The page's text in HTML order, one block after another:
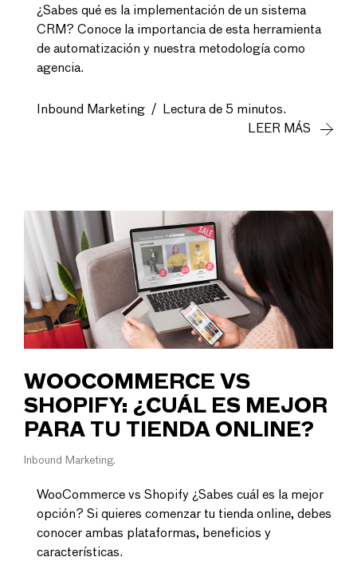
¿Sabes qué es la implementación de un sistema
CRM? Conoce la importancia de esta herramienta
de automatización y nuestra metodología como
agencia.
Inbound Marketing /
Lectura de 5 minutos.
LEER MÁS
WOOCOMMERCE VS
SHOPIFY: ¿CUÁL ES MEJOR
PARA TU TIENDA ONLINE?
Inbound Marketing
WooCommerce vs Shopify ¿Sabes cuál es la mejor
opción? Si quieres comenzar tu tienda online, debes
conocer ambas plataformas, beneficios y
características.